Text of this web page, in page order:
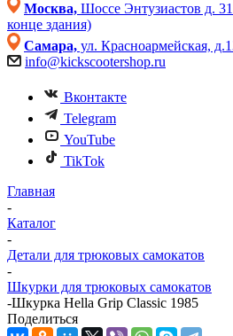
Москва, Шоссе Энтузиастов д.
конце здания)
Самара, ул. Красноармейская,
info@kickscootershop.ru
Вконтакте
Telegram
YouTube
TikTok
Главная
-
Каталог
-
Детали для трюковых самокатов
-
Шкурки для трюковых самокатов
-Шкурка Hella Grip Classic 1985
Поделиться